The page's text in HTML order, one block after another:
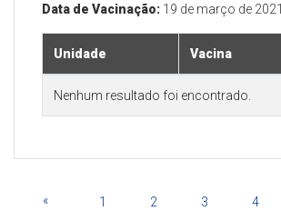
Data de Vacinação: 19 de março de 2021
Unidade Vacina
Nenhum resultado foi encontrado.
« 1 2 3 4